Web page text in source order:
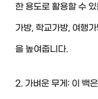
한 용도로 활용할 수
가방, 학교가방, 여행
을 높여줍니다.
2. 가벼운 무게: 이 백